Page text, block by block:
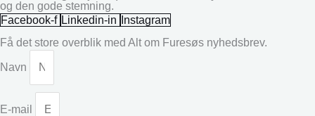
og den gode stemning.
Facebook-f Linkedin-in
Instagram
Få det store overblik med Alt om Furesøs nyhedsbrev.
Navn
E-mail